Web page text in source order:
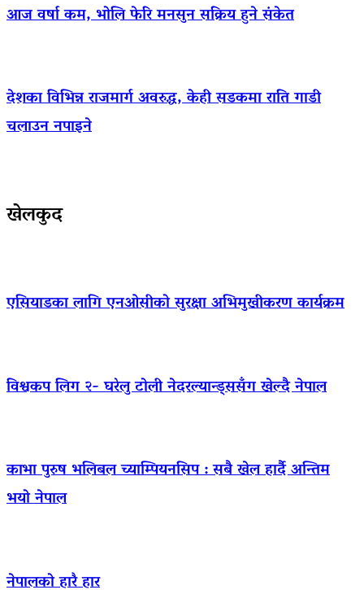
आज वर्षा कम, भोलि फेरि मनसुन सक्रिय हुने संकेत
देशका विभिन्न राजमार्ग अवरुद्ध, केही सडकमा राति गाडी
चलाउन नपाइने
खेलकुद
एसियाडका लागि एनओसीको सुरक्षा अभिमुखीकरण कार्यक्रम
विश्वकप लिग २- घरेलु टोली नेदरल्यान्ड्ससँग खेल्दै नेपाल
काभा पुरुष भलिबल च्याम्पियनसिप : सबै खेल हार्दै अन्तिम
भयो नेपाल
नेपालको हारै हार